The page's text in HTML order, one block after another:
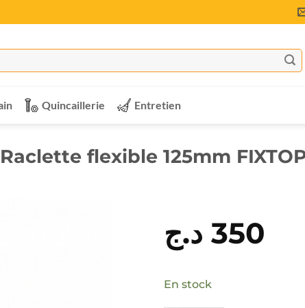
Quincaillerie Entretien
Raclette flexible 125mm
350 د.ج
En stock